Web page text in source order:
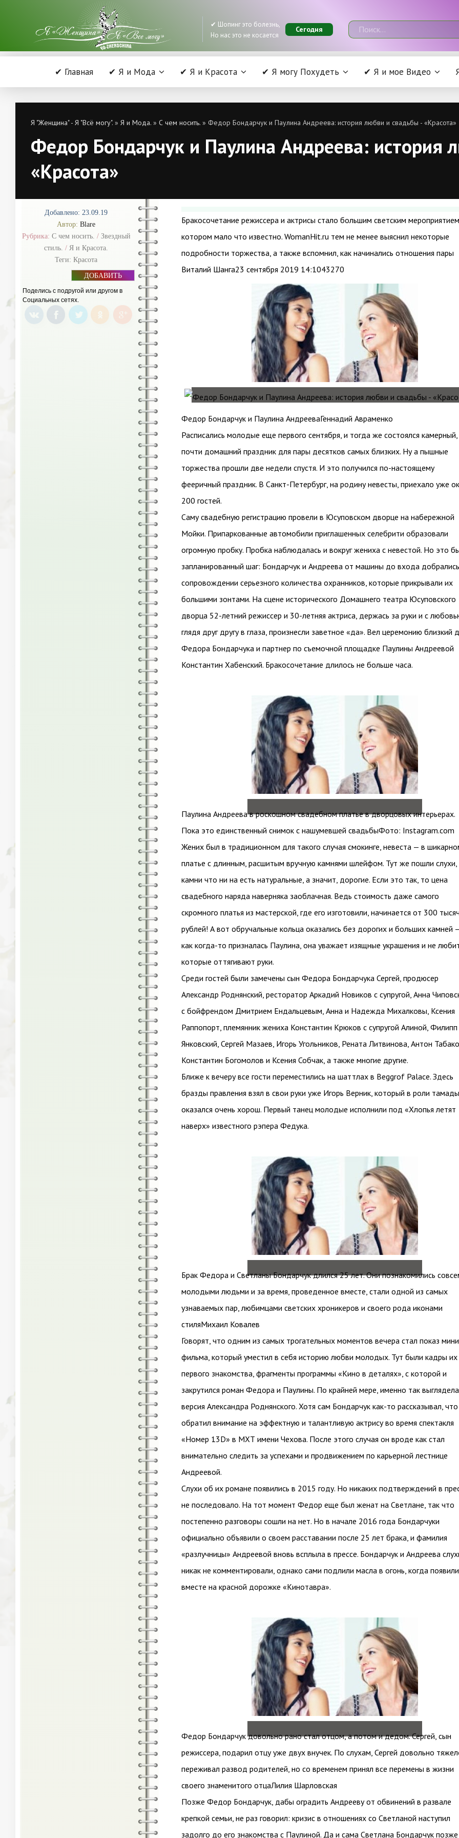
✔ Шопинг это болезнь,
Но нас это не косается
Сегодня
✔ Главная ✔ Я и Мода ✔ Я и Красота ✔ Я могу Похудеть ✔ Я и мое Видео
Я "Женщина" - Я "Всё могу". » Я и Мода. » С чем носить. » Федор Бондарчук и Паулина Андреева: история любви и свадьбы - «Красота»
Федор Бондарчук и Паулина Андреева: история
«Красота»
Добавлено: 23.09.19
Автор: Blare
Рубрика: С чем носить. / Звездный
стиль. / Я и Красота.
Теги: Красота
ДОБАВИТЬ
Поделись с подругой или другом в
Социальных сетях.
Бракосочетание режиссера и актрисы стало большим светским
котором мало что известно. WomanHit.ru тем не менее выяснил некоторые
подробности торжества, а также вспомнил, как начинались отношения пары
Виталий Шанга23 сентября 2019 14:1043270
Федор Бондарчук и Паулина АндрееваГеннадий Авраменко
Расписались молодые еще первого сентября, и тогда же состоялся камерный,
почти домашний праздник для пары десятков самых близких. Ну а пышные
торжества прошли две недели спустя. И это получился по-настоящему
фееричный праздник. В Санкт-Петербург, на родину невесты, приехало уже
200 гостей.
Саму свадебную регистрацию провели в Юсуповском дворце на набережной
Мойки. Припаркованные автомобили приглашенных селебрити образовали
огромную пробку. Пробка наблюдалась и вокруг жениха с невестой. Но это
запланированный шаг: Бондарчук и Андреева от машины до входа
сопровождении серьезного количества охранников, которые прикрывали их
большими зонтами. На сцене исторического Домашнего театра Юсуповского
дворца 52-летний режиссер и 30-летняя актриса, держась за руки и с
глядя друг другу в глаза, произнесли заветное «да». Вел церемонию близкий
Федора Бондарчука и партнер по съемочной площадке Паулины Андреевой
Константин Хабенский. Бракосочетание длилось не больше часа.
Паулина Андреева в роскошном свадебном платье в дворцовых интерьерах.
Пока это единственный снимок с нашумевшей свадьбыФото: Instagram.com
Жених был в традиционном для такого случая смокинге, невеста — в
платье с длинным, расшитым вручную камнями шлейфом. Тут же пошли слухи,
камни что ни на есть натуральные, а значит, дорогие. Если это так, то цена
свадебного наряда наверняка заоблачная. Ведь стоимость даже самого
скромного платья из мастерской, где его изготовили, начинается от 300
рублей! А вот обручальные кольца оказались без дорогих и больших камней
как когда-то призналась Паулина, она уважает изящные украшения и не
которые оттягивают руки.
Среди гостей были замечены сын Федора Бондарчука Сергей, продюсер
Александр Роднянский, ресторатор Аркадий Новиков с супругой, Анна
с бойфрендом Дмитрием Ендальцевым, Анна и Надежда Михалковы, Ксения
Раппопорт, племянник жениха Константин Крюков с супругой Алиной, Филипп
Янковский, Сергей Мазаев, Игорь Угольников, Рената Литвинова, Антон
Константин Богомолов и Ксения Собчак, а также многие другие.
Ближе к вечеру все гости переместились на шаттлах в Beggrof Palace. Здесь
бразды правления взял в свои руки уже Игорь Верник, который в роли тамады
оказался очень хорош. Первый танец молодые исполнили под «Хлопья летят
наверх» известного рэпера Федука.
Брак Федора и Светланы Бондарчук длился 25 лет. Они познакомились
молодыми людьми и за время, проведенное вместе, стали одной из самых
узнаваемых пар, любимцами светских хроникеров и своего рода иконами
стиляМихаил Ковалев
Говорят, что одним из самых трогательных моментов вечера стал показ
фильма, который уместил в себя историю любви молодых. Тут были кадры их
первого знакомства, фрагменты программы «Кино в деталях», с которой и
закрутился роман Федора и Паулины. По крайней мере, именно так выглядела
версия Александра Роднянского. Хотя сам Бондарчук как-то рассказывал, что
обратил внимание на эффектную и талантливую актрису во время спектакля
«Номер 13D» в МХТ имени Чехова. После этого случая он вроде как стал
внимательно следить за успехами и продвижением по карьерной лестнице
Андреевой.
Слухи об их романе появились в 2015 году. Но никаких подтверждений в
не последовало. На тот момент Федор еще был женат на Светлане, так что
постепенно разговоры сошли на нет. Но в начале 2016 года Бондарчуки
официально объявили о своем расставании после 25 лет брака, и фамилия
«разлучницы» Андреевой вновь всплыла в прессе. Бондарчук и Андреева
никак не комментировали, однако сами подлили масла в огонь, когда
вместе на красной дорожке «Кинотавра».
Федор Бондарчук довольно рано стал отцом, а потом и дедом. Сергей, сын
режиссера, подарил отцу уже двух внучек. По слухам, Сергей довольно
переживал развод родителей, но со временем принял все перемены в жизни
своего знаменитого отцаЛилия Шарловская
Позже Федор Бондарчук, дабы оградить Андрееву от обвинений в развале
крепкой семьи, не раз говорил: кризис в отношениях со Светланой наступил
задолго до его знакомства с Паулиной. Да и сама Светлана Бондарчук позже